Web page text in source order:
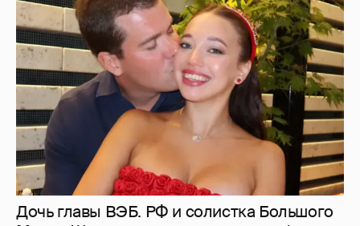
Дочь главы ВЭБ. РФ и солистка Большого
Мария Шувалова показала редкое фото с
мужем
1